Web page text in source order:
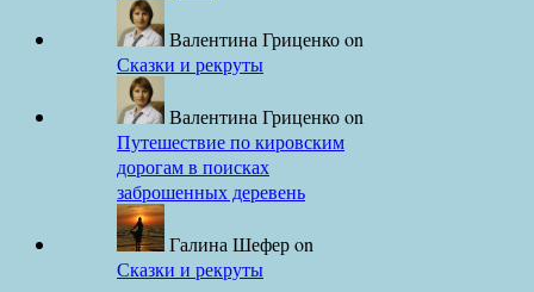
Валентина Гриценкоon
Сказки и рекруты
Валентина Гриценкоon
Путешествие по кировским
дорогам в поисках
заброшенных деревень
Галина Шеферon
Сказки и рекруты